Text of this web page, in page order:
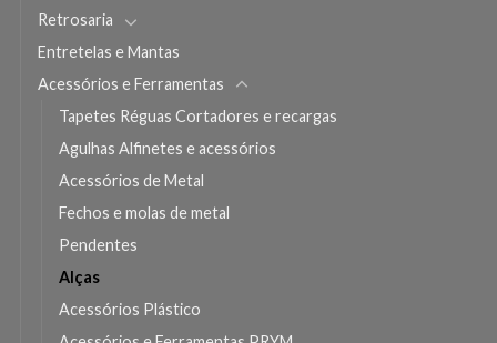
Retrosaria
Entretelas e Mantas
Acessórios e Ferramentas
Tapetes Réguas Cortadores e recargas
Agulhas Alfinetes e acessórios
Acessórios de Metal
Fechos e molas de metal
Pendentes
Alças
Acessórios Plástico